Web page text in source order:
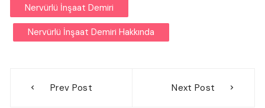
Nervürlü İnşaat Demiri
Nervürlü İnşaat Demiri Hakkında
gezinmesi
Prev Post Next Post